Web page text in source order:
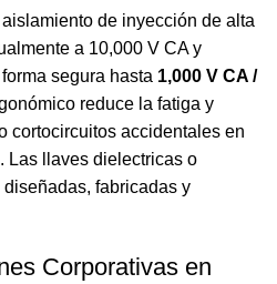
de inyección de alta
a 10,000 V CA y
segura hasta 1,000 V CA /
reduce la fatiga y
cortocircuitos accidentales en
Las llaves dielectricas o
fabricadas y
Corporativas en